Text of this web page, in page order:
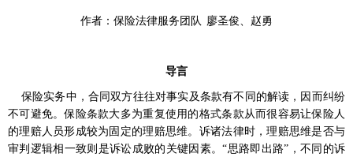
作者： 保险法律服务团队 廖圣俊、赵勇
导言
保险实务中，合同双方往往对事实及条款有不同的解读，因而纠纷
不可避免。保险条款大多为重复使用的格式条款从而很容易让保险人
的理赔人员形成较为固定的理赔思维。诉诸法律时，理赔思维是否与
审判逻辑相一致则是诉讼成败的关键因素。“思路即出路”，不同的诉